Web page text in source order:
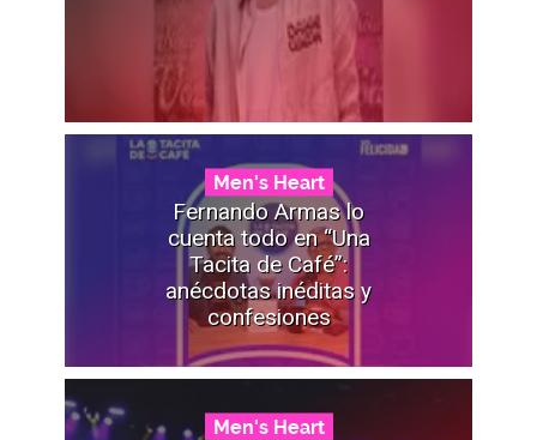
Men's Heart
Fernando Armas lo
cuenta todo en “Una
Tacita de Café”:
anécdotas inéditas y
confesiones
Men's Heart